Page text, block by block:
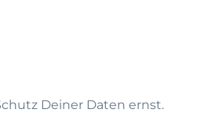
Deiner Daten ernst.